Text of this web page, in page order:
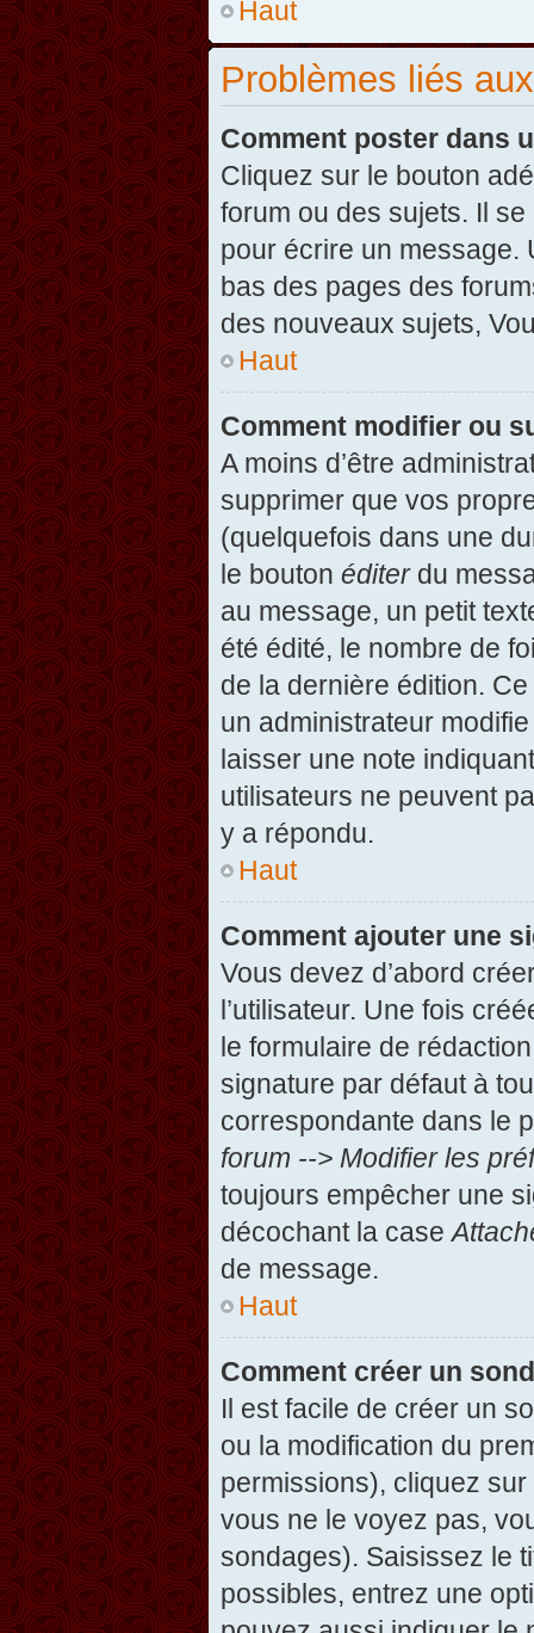
Haut
Problèmes liés
Comment poster dans
Cliquez sur le bouton
forum ou des sujets. Il
pour écrire un message.
bas des pages des
des nouveaux sujets,
Haut
Comment modifier ou
A moins d’être
supprimer que vos
(quelquefois dans une
le bouton éditerdu
au message, un petit
été édité, le nombre de
de la dernière édition.
un administrateur
laisser une note
utilisateurs ne peuvent
y a répondu.
Haut
Comment ajouter une
Vous devez d’abord
l’utilisateur. Une fois
le formulaire de
signature par défaut à
correspondante dans le
forum --> Modifier les
toujours empêcher une
décochant la case
de message.
Haut
Comment créer un
Il est facile de créer un
ou la modification du
permissions), cliquez sur
vous ne le voyez pas,
sondages). Saisissez le
possibles, entrez une